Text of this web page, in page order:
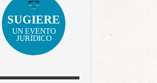
SUGIERE
UN EVENTO
JURÍDICO